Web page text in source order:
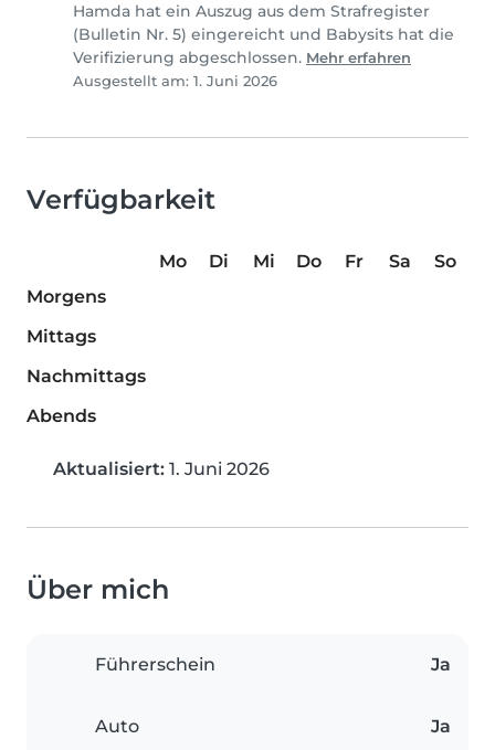
Hamda hat ein Auszug aus dem Strafregister
(Bulletin Nr. 5) eingereicht und Babysits hat die
Verifizierung abgeschlossen. Mehr erfahren
Ausgestellt am: 1. Juni 2026
Verfügbarkeit
Mo Di Mi Do Fr Sa
So
Morgens
Mittags
Nachmittags
Abends
Aktualisiert: 1. Juni 2026
Über mich
Führerschein Ja
Auto Ja